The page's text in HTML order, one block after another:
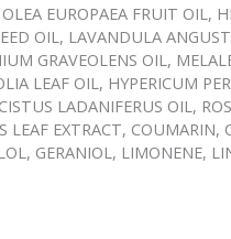
EUROPAEA FRUIT OIL,
OIL, LAVANDULA
GRAVEOLENS OIL,
LEAF OIL, HYPERICUM
LADANIFERUS OIL,
LEAF EXTRACT, COUMARIN,
GERANIOL, LIMONENE,